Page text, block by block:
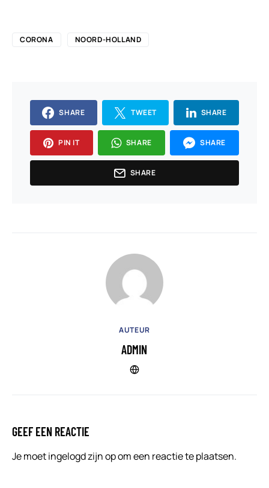
CORONA NOORD-HOLLAND
SHARE TWEET SHARE
PIN IT SHARE SHARE
SHARE
AUTEUR
ADMIN
GEEF EEN REACTIE
Je moetingelogd zijn opom een reactie te plaatsen.